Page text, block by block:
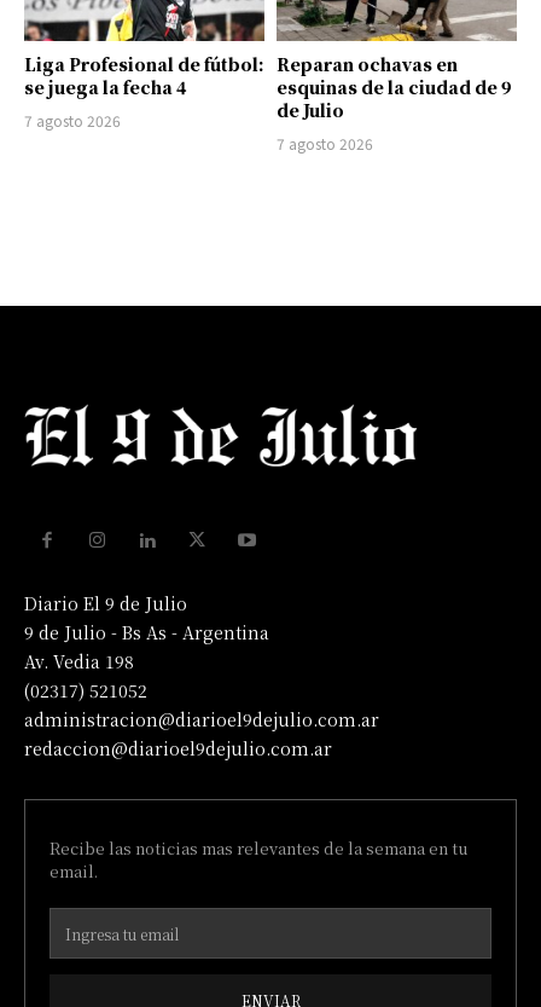
Liga Profesional de fútbol:
se juega la fecha 4
7 agosto 2026
Reparan ochavas en
esquinas de la ciudad de 9
de Julio
7 agosto 2026
Diario El 9 de Julio
9 de Julio - Bs As - Argentina
Av. Vedia 198
(02317) 521052
administracion@diarioel9dejulio.com.ar
redaccion@diarioel9dejulio.com.ar
Recibe las noticias mas relevantes de la semana en tu
email.
ENVIAR